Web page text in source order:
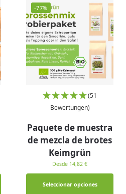
-77%
(51
Bewertungen)
Paquete de muestra
de mezcla de brotes
Keimgrün
Desde 14,82 €
Seleccionar opciones